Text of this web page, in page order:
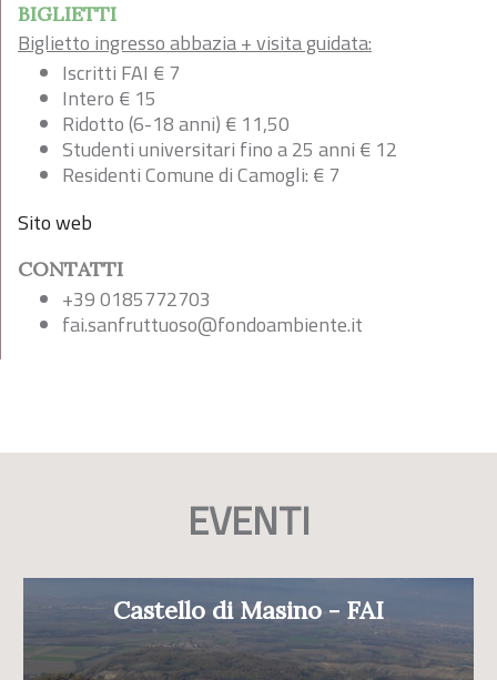
BIGLIETTI
Biglietto ingresso abbazia + visita guidata:
Iscritti FAI € 7
Intero € 15
Ridotto (6-18 anni) € 11,50
Studenti universitari fino a 25 anni € 12
Residenti Comune di Camogli: € 7
Sito web
CONTATTI
+39 0185772703
fai.sanfruttuoso@fondoambiente.it
EVENTI
Castello di Masino - FAI